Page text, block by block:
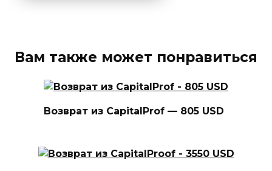
Вам также может понравиться
Возврат из CapitalProf — 805 USD